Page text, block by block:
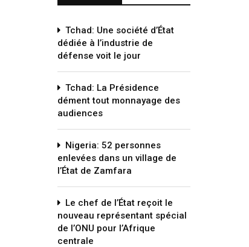
Tchad: Une société d’État
dédiée à l’industrie de
défense voit le jour
Tchad: La Présidence
dément tout monnayage des
audiences
Nigeria: 52 personnes
enlevées dans un village de
l’État de Zamfara
Le chef de l’État reçoit le
nouveau représentant spécial
de l’ONU pour l’Afrique
centrale